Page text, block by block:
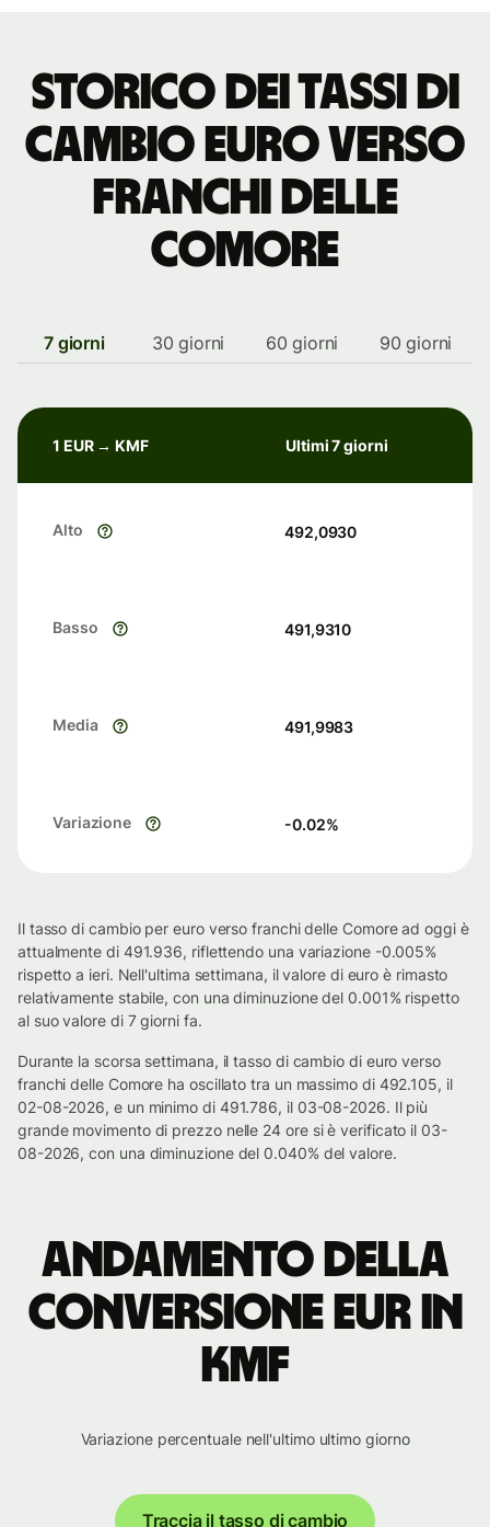
storico dei tassi di
cambio euro verso
franchi delle
Comore
7 giorni 30 giorni 60 giorni 90 giorni
1 EUR → KMF Ultimi 7 giorni
Alto 492,0930
Basso 491,9310
Media 491,9983
Variazione -0.02%
Il tasso di cambio per euro verso franchi delle Comore ad oggi è
attualmente di 491.936, riflettendo una variazione -0.005%
rispetto a ieri. Nell'ultima settimana, il valore di euro è rimasto
relativamente stabile, con una diminuzione del 0.001% rispetto
al suo valore di 7 giorni fa.
Durante la scorsa settimana, il tasso di cambio di euro verso
franchi delle Comore ha oscillato tra un massimo di 492.105, il
02-08-2026, e un minimo di 491.786, il 03-08-2026. Il più
grande movimento di prezzo nelle 24 ore si è verificato il 03-
08-2026, con una diminuzione del 0.040% del valore.
Andamento della
conversione EUR in
KMF
Variazione percentuale nell'ultimo ultimo giorno
Traccia il tasso di cambio